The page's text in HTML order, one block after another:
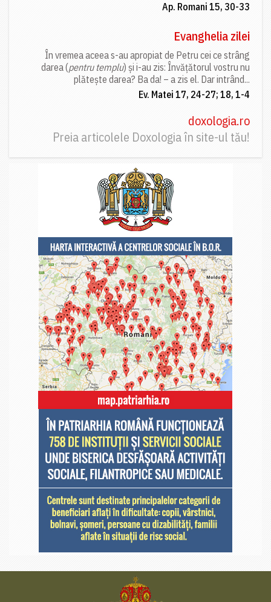
Ap. Romani 15, 30-33
Evanghelia zilei
În vremea aceea s-au apropiat de Petru cei ce strâng
darea (pentru templu) și i-au zis: Învățătorul vostru nu
plătește darea? Ba da! – a zis el. Dar intrând...
Ev. Matei 17, 24-27; 18, 1-4
doxologia.ro
Preia articolele Doxologia în site-ul tău!